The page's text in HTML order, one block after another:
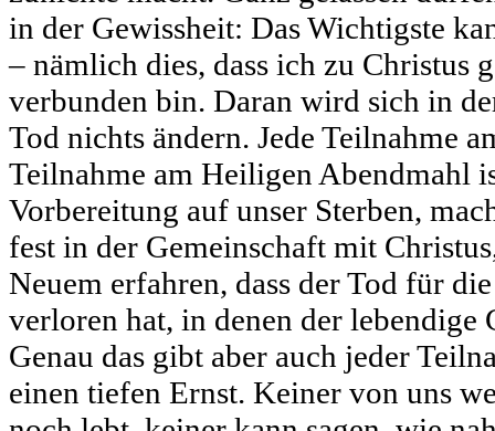
in der Gewissheit: Das Wichtigste
– nämlich dies, dass ich zu Christus
verbunden bin. Daran wird sich in
Tod nichts ändern. Jede Teilnahme
Teilnahme am Heiligen Abendmahl
Vorbereitung auf unser Sterben,
fest in der Gemeinschaft mit
Neuem erfahren, dass der Tod für
verloren hat, in denen der
Genau das gibt aber auch jeder
einen tiefen Ernst. Keiner von uns